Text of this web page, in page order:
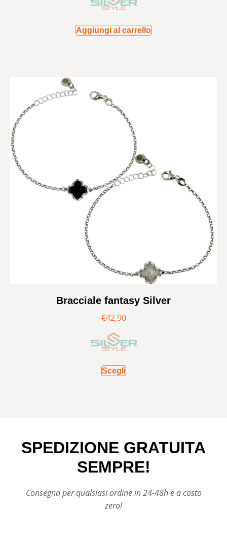
Aggiungi al carrello
Bracciale fantasy Silver
€42,90
Scegli
SPEDIZIONE GRATUITA
SEMPRE!
Consegna per qualsiasi ordine in 24-48h e a costo
zero!